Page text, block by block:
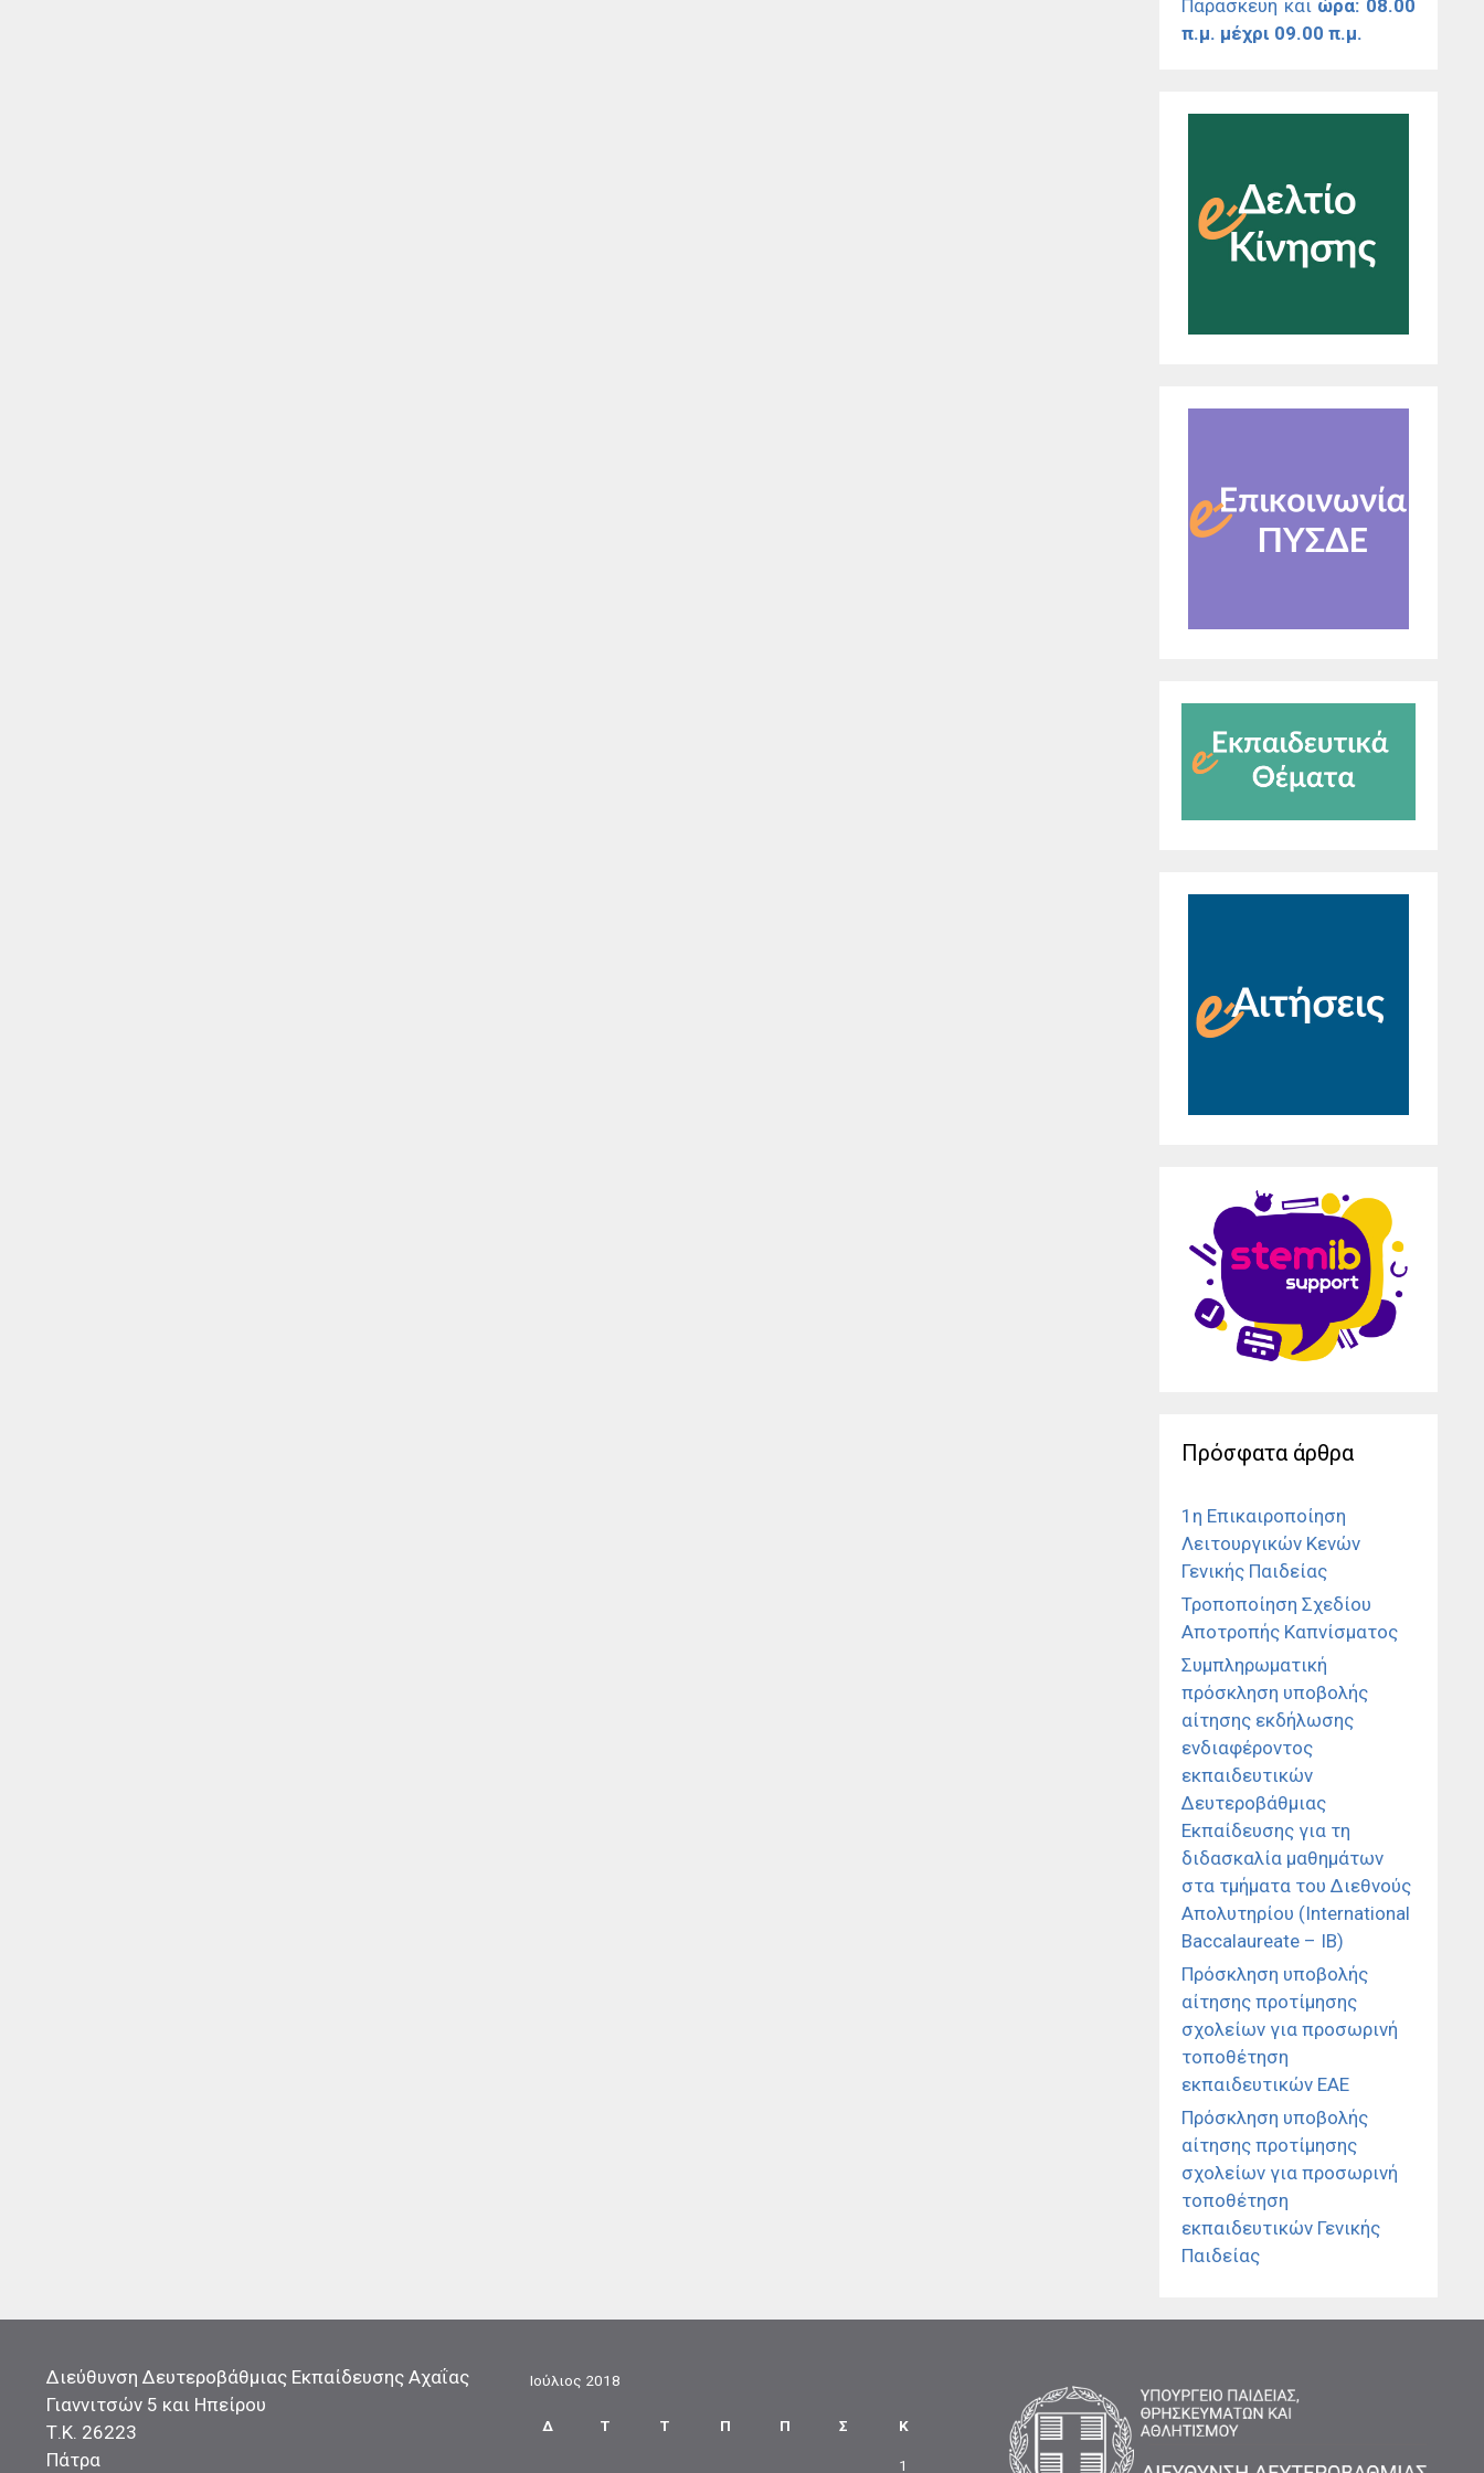
Παρασκευή και ώρα: 08.00
π.μ. μέχρι 09.00 π.μ.
Πρόσφατα άρθρα
1η Επικαιροποίηση
Λειτουργικών Κενών
Γενικής Παιδείας
Τροποποίηση Σχεδίου
Αποτροπής Καπνίσματος
Συμπληρωματική
πρόσκληση υποβολής
αίτησης εκδήλωσης
ενδιαφέροντος
εκπαιδευτικών
Δευτεροβάθμιας
Εκπαίδευσης για τη
διδασκαλία μαθημάτων
στα τμήματα του Διεθνούς
Απολυτηρίου (International
Baccalaureate – IB)
Πρόσκληση υποβολής
αίτησης προτίμησης
σχολείων για προσωρινή
τοποθέτηση
εκπαιδευτικών ΕΑΕ
Πρόσκληση υποβολής
αίτησης προτίμησης
σχολείων για προσωρινή
τοποθέτηση
εκπαιδευτικών Γενικής
Παιδείας
Διεύθυνση Δευτεροβάθμιας Εκπαίδευσης Αχαΐας
Γιαννιτσών 5 και Ηπείρου
Τ.Κ. 26223
Πάτρα
Ιούλιος 2018
Δ Τ Τ Π Π Σ Κ
1